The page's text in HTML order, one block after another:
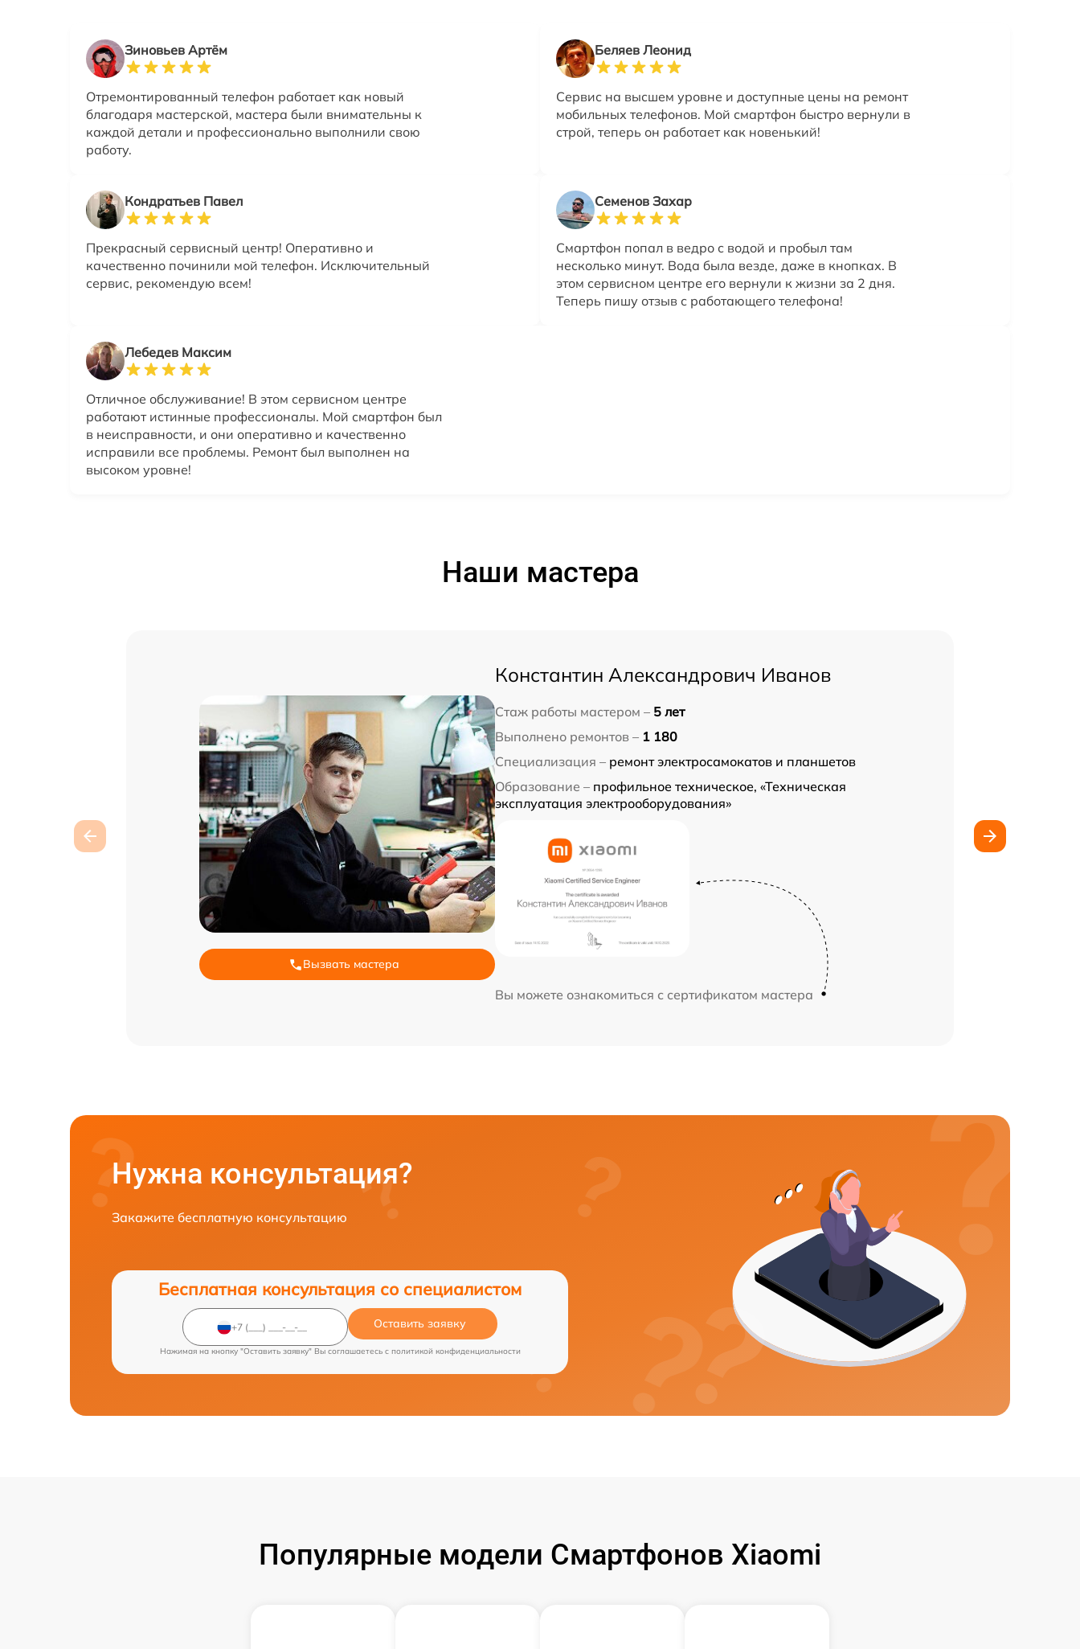
Зиновьев Артём
Отремонтированный телефон работает как новый
благодаря мастерской, мастера были внимательны к
каждой детали и профессионально выполнили свою
работу.
Беляев Леонид
Сервис на высшем уровне и доступные цены на ремонт
мобильных телефонов. Мой смартфон быстро вернули в
строй, теперь он работает как новенький!
Кондратьев Павел
Прекрасный сервисный центр! Оперативно и
качественно починили мой телефон. Исключительный
сервис, рекомендую всем!
Семенов Захар
Смартфон попал в ведро с водой и пробыл там
несколько минут. Вода была везде, даже в кнопках. В
этом сервисном центре его вернули к жизни за 2 дня.
Теперь пишу отзыв с работающего телефона!
Лебедев Максим
Отличное обслуживание! В этом сервисном центре
работают истинные профессионалы. Мой смартфон был
в неисправности, и они оперативно и качественно
исправили все проблемы. Ремонт был выполнен на
высоком уровне!
Наши мастера
Вызвать мастера
Константин Александрович Иванов
Стаж работы мастером – 5 лет
Выполнено ремонтов – 1 180
Специализация – ремонт электросамокатов и планшетов
Образование – профильное техническое, «Техническая
эксплуатация электрооборудования»
Вы можете ознакомиться с сертификатом мастера
Нужна консультация?
Закажите бесплатную консультацию
Бесплатная консультация со специалистом
Оставить заявку
Нажимая на кнопку "Оставить заявку" Вы соглашаетесь c политикой конфиденциальности
Популярные модели Смартфонов Xiaomi